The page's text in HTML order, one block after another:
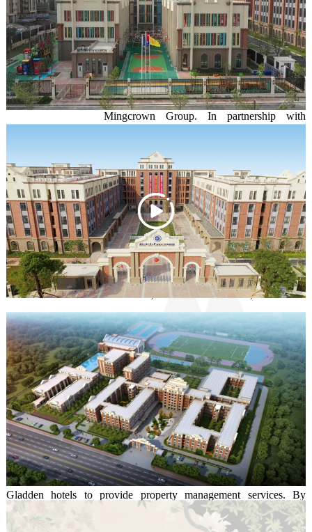
Jiangmen Junkai Haoting Development
and Construction Co., Ltd. was founded in
2003 as an affiliate of Guangdong
Mingcrown Group. In partnership with
developed the large residential project Junkai Haoting, now
promoted as “Poly The West Coast”.The project, located beside
Yinzhou Lake, Xinhui district, Jiangmen City, Guangdong province
and next to Xinhui district government, covers an area of around
1,133,339 m2 and enjoys 2.8 km close waterfront landscape of
Yinzhou Lake. It is an urban complex integrating multiple functions
such as residence and leisure, commercial service, culture &
entertainment, and all-round education. In the future, it will develop
into a large ecological and livable residential project with a
permanent population of 50,000.
Jiangmen Windsor Plaza Property
Services Co., Ltd., established in 2008, is a
professional property management service
company under Guangdong Mingcrown
Group. The company relies on the services of
Gladden hotels to provide property management services. By
incorporating hotel service concepts and standards into property